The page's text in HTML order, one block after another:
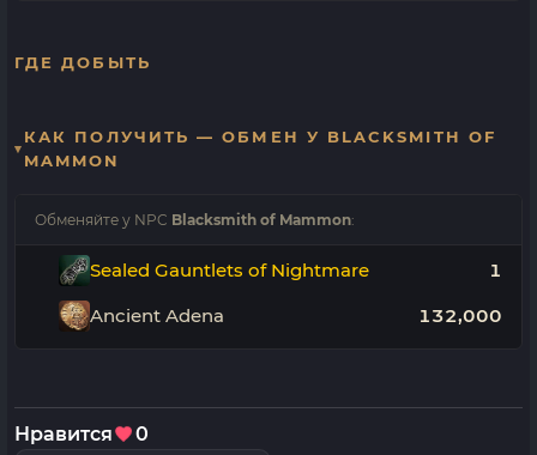
ГДЕ ДОБЫТЬ
КАК ПОЛУЧИТЬ — ОБМЕН У BLACKSMITH OF
MAMMON
Обменяйте у NPC Blacksmith of Mammon:
Sealed Gauntlets of Nightmare 1
Ancient Adena 132,000
Нравится 0